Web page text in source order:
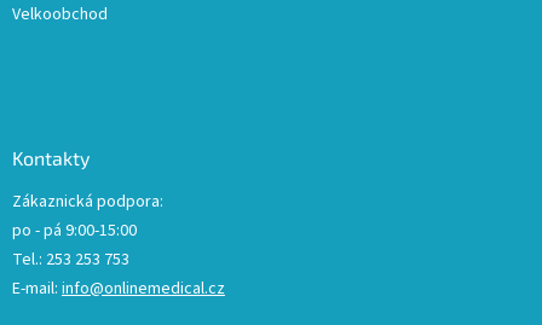
Velkoobchod
Kontakty
Zákaznická podpora:
po - pá 9:00-15:00
Tel.: 253 253 753
E-mail: info@onlinemedical.cz